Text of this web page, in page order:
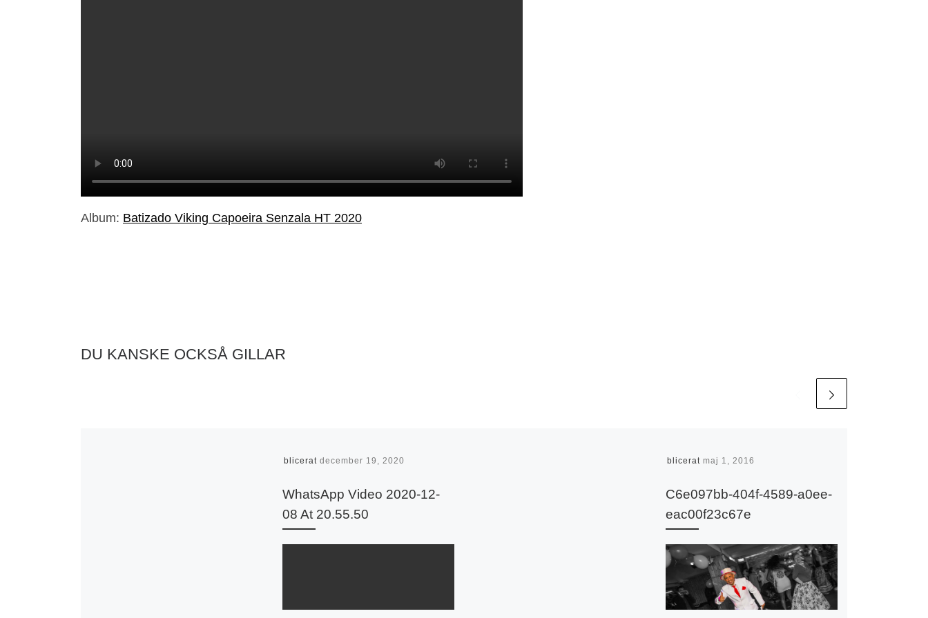
Album: Batizado Viking Capoeira Senzala HT 2020
DU KANSKE OCKSÅ GILLAR
Publicerat december 19, 2020
WhatsApp Video 2020-12-
08 At 20.55.50
Publicerat maj 1, 2016
C6e097bb-404f-4589-a0ee-
eac00f23c67e